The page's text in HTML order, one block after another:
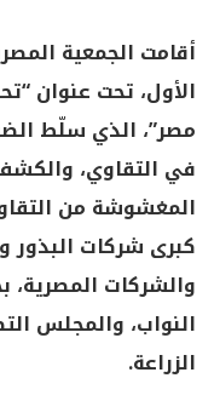
أقامت الجمعية
الأول، تحت عنوان
مصر”، الذي سلّط
في التقاوي،
المغشوشة من
كبرى شركات البذور
والشركات المصرية،
النواب، والمجلس
الزراعة.